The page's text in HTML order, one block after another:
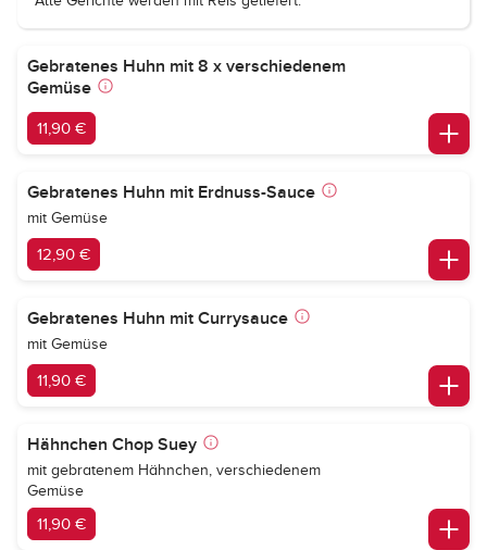
Gebratenes Huhn mit 8 x verschiedenem
Gemüse
11,90 €
Gebratenes Huhn mit Erdnuss-Sauce
mit Gemüse
12,90 €
Gebratenes Huhn mit Currysauce
mit Gemüse
11,90 €
Hähnchen Chop Suey
mit gebratenem Hähnchen, verschiedenem
Gemüse
11,90 €